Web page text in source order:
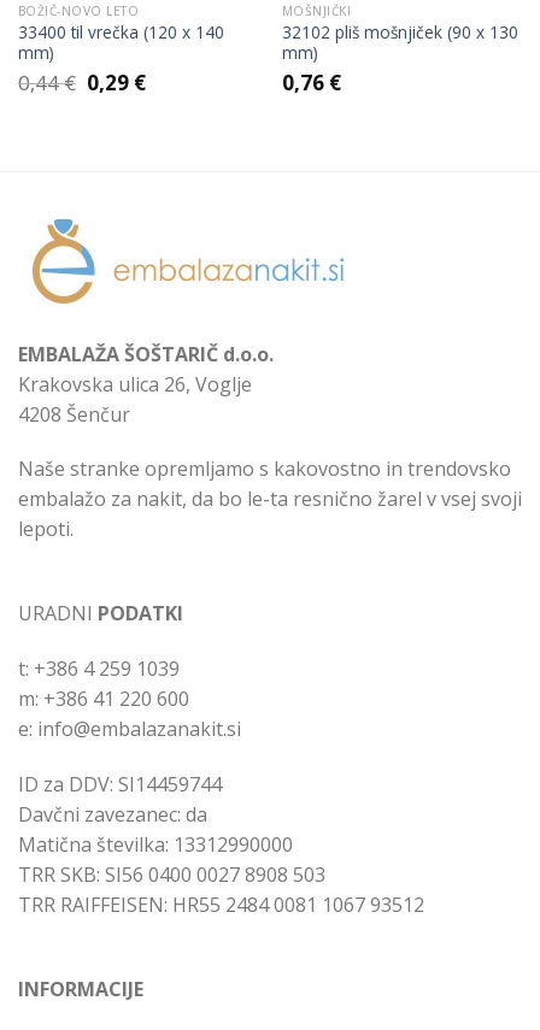
BOŽIČ-NOVO LETO
33400 til vrečka (120 x 140
mm)
0,44€ Izvirna
cena
0,29 €Trenutna
MOŠNJIČKI
32102 pliš mošnjiček (90 x 130
mm)
0,76 €
EMBALAŽA ŠOŠTARIČ d.o.o.
Krakovska ulica 26, Voglje
4208 Šenčur
Naše stranke opremljamo s kakovostno in trendovsko
embalažo za nakit, da bo le-ta resnično žarel v vsej svoji
lepoti.
URADNI PODATKI
t: +386 4 259 1039
m: +386 41 220 600
e: info@embalazanakit.si
ID za DDV: SI14459744
Davčni zavezanec: da
Matična številka: 13312990000
TRR SKB: SI56 0400 0027 8908 503
TRR RAIFFEISEN: HR55 2484 0081 1067 93512
INFORMACIJE